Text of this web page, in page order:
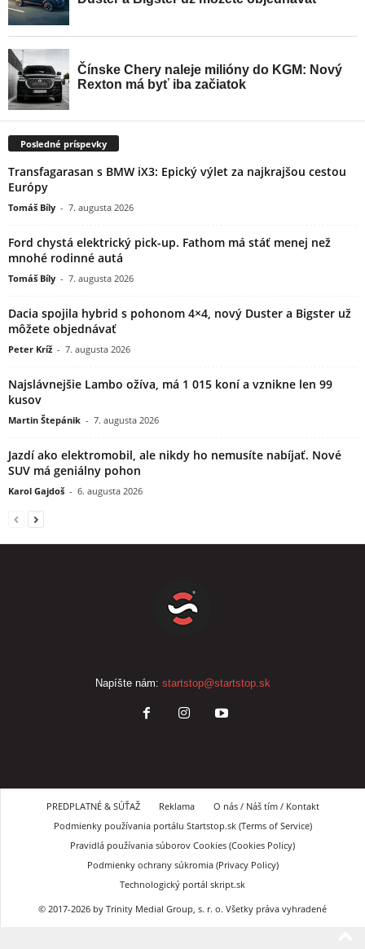
Posledné príspevky
Transfagarasan s BMW iX3: Epický výlet za najkrajšou cestou
Európy
Tomáš Bíly - 7. augusta 2026
Ford chystá elektrický pick-up. Fathom má stáť menej než
mnohé rodinné autá
Tomáš Bíly - 7. augusta 2026
Dacia spojila hybrid s pohonom 4×4, nový Duster a Bigster už
môžete objednávať
Peter Kríž - 7. augusta 2026
Najslávnejšie Lambo ožíva, má 1 015 koní a vznikne len 99
kusov
Martin Štepánik - 7. augusta 2026
Jazdí ako elektromobil, ale nikdy ho nemusíte nabíjať. Nové
SUV má geniálny pohon
Karol Gajdoš - 6. augusta 2026
Napíšte nám: startstop@startstop.sk
PREDPLATNÉ & SÚŤAŽ Reklama
O nás / Náš tím / Kontakt
Podmienky používania portálu Startstop.sk (Terms of Service)
Pravidlá používania súborov Cookies (Cookies Policy)
Podmienky ochrany súkromia (Privacy Policy)
Technologický portál skript.sk
© 2017-2026 by Trinity Medial Group, s. r. o. Všetky práva vyhradené